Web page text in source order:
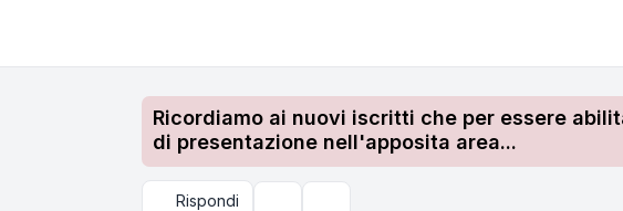
Ricordiamo ai nuovi iscritti che per essere
di presentazione nell'apposita area...
Rispondi